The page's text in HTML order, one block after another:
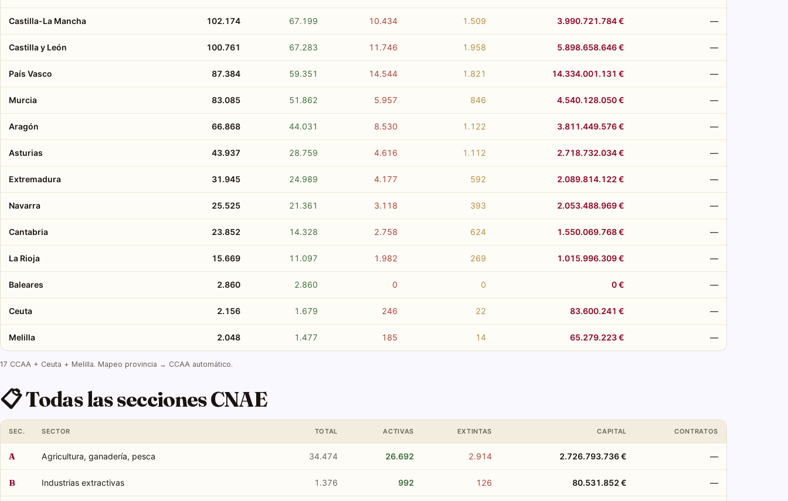
Castilla-La Mancha 102.174 67.199 10.434 1.509 3.990.721.784 € —
Castilla y León 100.761 67.283 11.746 1.958 5.898.658.646 € —
País Vasco 87.384 59.351 14.544 1.821 14.334.001.131 € —
Murcia 83.085 51.862 5.957 846 4.540.128.050 € —
Aragón 66.868 44.031 8.530 1.122 3.811.449.576 € —
Asturias 43.937 28.759 4.616 1.112 2.718.732.034 € —
Extremadura 31.945 24.989 4.177 592 2.089.814.122 € —
Navarra 25.525 21.361 3.118 393 2.053.488.969 € —
Cantabria 23.852 14.328 2.758 624 1.550.069.768 € —
La Rioja 15.669 11.097 1.982 269 1.015.996.309 € —
Baleares 2.860 2.860 0 0 0 € —
Ceuta 2.156 1.679 246 22 83.600.241 € —
Melilla 2.048 1.477 185 14 65.279.223 € —
17 CCAA + Ceuta + Melilla. Mapeo provincia → CCAA automático.
📋 Todas las secciones CNAE
SEC. SECTOR TOTAL ACTIVAS EXTINTAS CAPITAL CONTRATOS
A Agricultura, ganadería, pesca 34.474 26.692 2.914 2.726.793.736 € —
B Industrias extractivas 1.376 992 126 80.531.852 € —